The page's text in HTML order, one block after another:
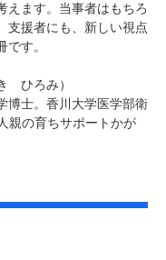
えます。当事者はもちろ
支援者にも、新しい視点
です。
ひろみ）
博士。香川大学医学部衛
親の育ちサポートかが